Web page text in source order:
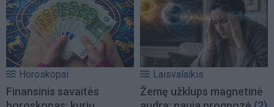
Horoskopai
Finansinis savaitės
Laisvalaikis
Žemę užklups magnetinė